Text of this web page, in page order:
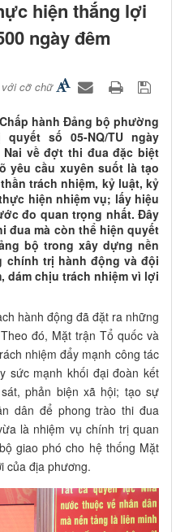
hiện thắng lợi
ngày đêm
với cỡ chữ
hành Đảng bộ phường
số 05-NQ/TU ngày
Nai về đợt thi đua đặc biệt
yêu cầu xuyên suốt là tạo
trách nhiệm, kỷ luật, kỷ
hiện nhiệm vụ; lấy hiệu
đo quan trọng nhất. Đây
đua mà còn thể hiện quyết
bộ trong xây dựng nền
chính trị hành động và đội
dám chịu trách nhiệm vì lợi
hành động đã đặt ra những
đó, Mặt trận Tổ quốc và
nhiệm đẩy mạnh công tác
sức mạnh khối đại đoàn kết
phản biện xã hội; tạo sự
dân để phong trào thi đua
là nhiệm vụ chính trị quan
giao phó cho hệ thống Mặt
của địa phương.